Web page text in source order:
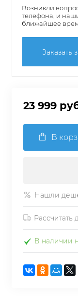
Возникли
телефона, и
ближайшее
Заказать
23 999
В
Нашли
Рассчитать
В наличии